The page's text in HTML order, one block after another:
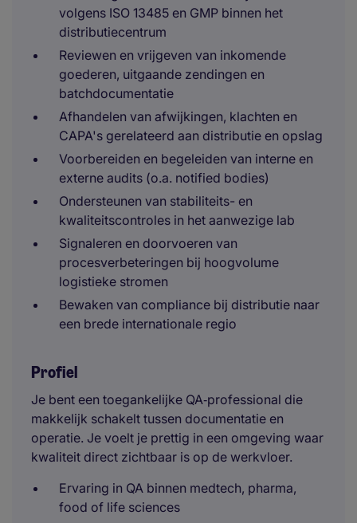
volgens ISO 13485 en GMP binnen het
distributiecentrum
Reviewen en vrijgeven van inkomende
goederen, uitgaande zendingen en
batchdocumentatie
Afhandelen van afwijkingen, klachten en
CAPA's gerelateerd aan distributie en opslag
Voorbereiden en begeleiden van interne en
externe audits (o.a. notified bodies)
Ondersteunen van stabiliteits- en
kwaliteitscontroles in het aanwezige lab
Signaleren en doorvoeren van
procesverbeteringen bij hoogvolume
logistieke stromen
Bewaken van compliance bij distributie naar
een brede internationale regio
Profiel
Je bent een toegankelijke QA‑professional die
makkelijk schakelt tussen documentatie en
operatie. Je voelt je prettig in een omgeving waar
kwaliteit direct zichtbaar is op de werkvloer.
Ervaring in QA binnen medtech, pharma,
food of life sciences